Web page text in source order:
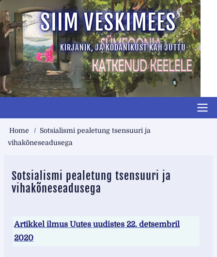
to
main
content
SIIM VESKIMEES
KIRJANIK, JA KODANIKUST KAH JUTTU
Main
short
Breadcrumb
Home
Sotsialismi pealetung tsensuuri ja
vihakõneseadusega
Sotsialismi pealetung tsensuuri ja
vihakõneseadusega
Artikkel ilmus Uutes uudistes 22. detsembril
2020